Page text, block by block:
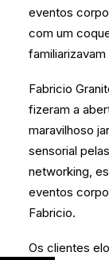
eventos
com um
Fabricio
fizeram a
maravilhoso
sensorial
networking,
eventos
Fabricio.
Os clientes